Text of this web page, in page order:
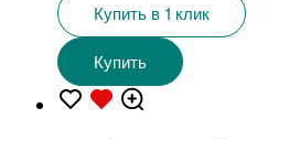
Купить в 1 клик
Купить